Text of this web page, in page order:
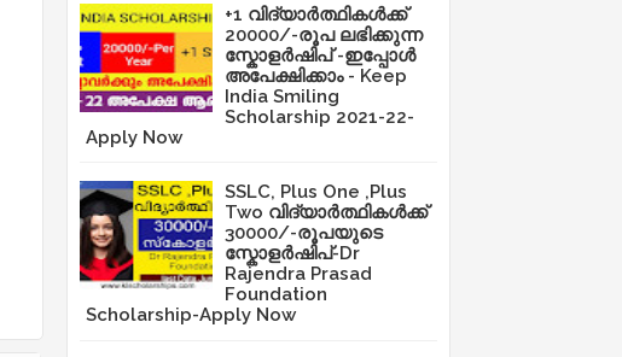
+1 വിദ്യാർത്ഥികൾക്ക്
20000/-രൂപ ലഭിക്കുന്ന
സ്കോളർഷിപ് -ഇപ്പോൾ
അപേക്ഷിക്കാം - Keep
India Smiling
Scholarship 2021-22-
Apply Now
SSLC, Plus One ,Plus
Two വിദ്യാർത്ഥികൾക്ക്
30000/-രൂപയുടെ
സ്കോളർഷിപ്-Dr
Rajendra Prasad
Foundation
Scholarship-Apply Now